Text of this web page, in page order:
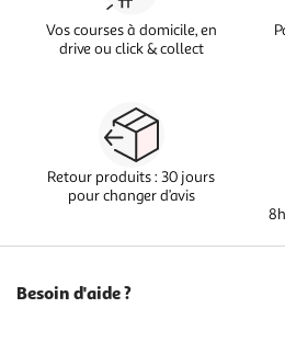
Vos courses à domicile, en
drive ou click & collect
Retour produits : 30 jours
pour changer d’avis
Besoin d'aide ?